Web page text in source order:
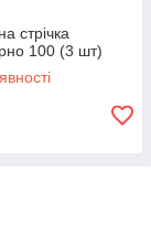
стрічка
100 (3 шт)